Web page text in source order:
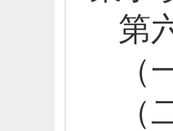
第